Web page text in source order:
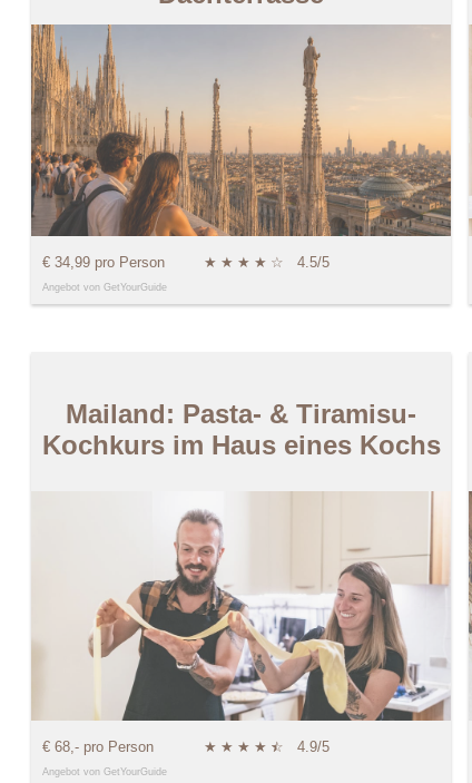
€ 34,99 pro Person ★ ★ ★ ★ ☆ 4.5/5
Angebot von GetYourGuide
Mailand: Pasta- & Tiramisu-
Kochkurs im Haus eines Kochs
€ 68,- pro Person ★ ★ ★ ★ ★
☆ 4.9/5
Angebot von GetYourGuide